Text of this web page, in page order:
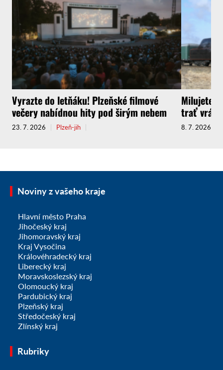
Vyrazte do letňáku! Plzeňské filmové
večery nabídnou hity pod širým nebem
23. 7. 2026 Plzeň-jih
Milujete
trať vrátí
8. 7. 2026
Noviny z vašeho kraje
Hlavní město Praha
Jihočeský kraj
Jihomoravský kraj
Kraj Vysočina
Královéhradecký kraj
Liberecký kraj
Moravskoslezský kraj
Olomoucký kraj
Pardubický kraj
Plzeňský kraj
Středočeský kraj
Zlínský kraj
Rubriky